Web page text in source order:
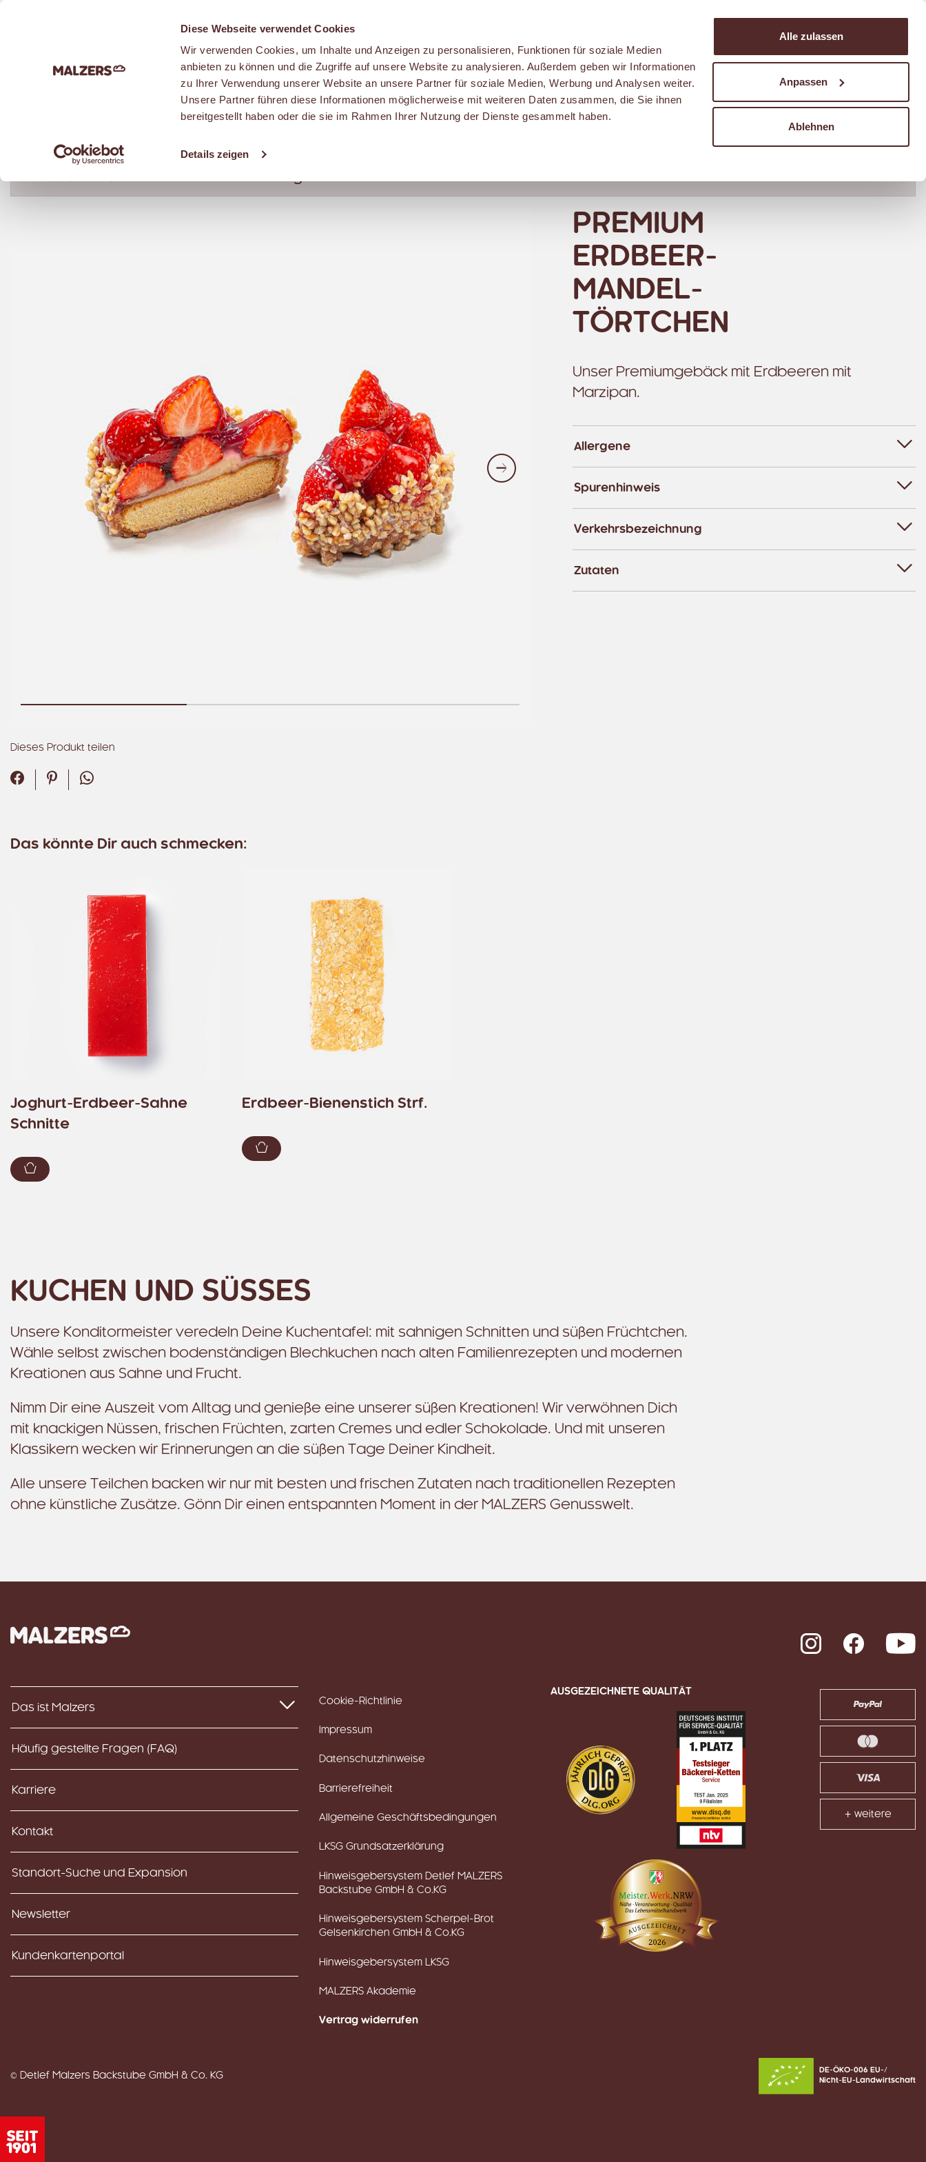
Diese Webseite verwendet Cookies
Wir verwenden Cookies, um Inhalte und Anzeigen zu personalisieren, Funktionen für soziale Medien
anbieten zu können und die Zugriffe auf unsere Website zu analysieren. Außerdem geben wir Informationen
zu Ihrer Verwendung unserer Website an unsere Partner für soziale Medien, Werbung und Analysen weiter.
Unsere Partner führen diese Informationen möglicherweise mit weiteren Daten zusammen, die Sie ihnen
bereitgestellt haben oder die sie im Rahmen Ihrer Nutzung der Dienste gesammelt haben.
Details zeigen
Alle zulassen
Anpassen
Ablehnen
KUCHEN & SÜSSES
Weiter
PREMIUM
ERDBEER-
MANDEL-
TÖRTCHEN
Unser Premiumgebäck mit Erdbeeren mit
Marzipan.
Allergene
Spurenhinweis
Verkehrsbezeichnung
Zutaten
Dieses Produkt teilen
Facebook
PinterestWhatsApp
Das könnte Dir auch schmecken:
Joghurt-Erdbeer-Sahne
Schnitte
Zum Warenkorb hinzufügen
Erdbeer-Bienenstich Strf.
Zum Warenkorb hinzufügen
KUCHEN UND SÜSSES
Unsere Konditormeister veredeln Deine Kuchentafel: mit sahnigen Schnitten und süßen Früchtchen.
Wähle selbst zwischen bodenständigen Blechkuchen nach alten Familienrezepten und modernen
Kreationen aus Sahne und Frucht.
Nimm Dir eine Auszeit vom Alltag und genieße eine unserer süßen Kreationen! Wir verwöhnen Dich
mit knackigen Nüssen, frischen Früchten, zarten Cremes und edler Schokolade. Und mit unseren
Klassikern wecken wir Erinnerungen an die süßen Tage Deiner Kindheit.
Alle unsere Teilchen backen wir nur mit besten und frischen Zutaten nach traditionellen Rezepten
ohne künstliche Zusätze. Gönn Dir einen entspannten Moment in der MALZERS Genusswelt.
InstagramFacebook
Das ist Malzers
Häufig gestellte Fragen (FAQ)
Karriere
Kontakt
Standort-Suche und Expansion
Newsletter
Kundenkartenportal
AUSGEZEICHNETE QUALITÄT
+ weitere
Cookie-Richtlinie
Impressum
Datenschutzhinweise
Barrierefreiheit
Allgemeine Geschäftsbedingungen
LKSG Grundsatzerklärung
Hinweisgebersystem Detlef MALZERS
Backstube GmbH & Co.KG
Hinweisgebersystem Scherpel-Brot
Gelsenkirchen GmbH & Co.KG
Hinweisgebersystem LKSG
MALZERS Akademie
Vertrag widerrufen
DE-ÖKO-006 EU-/
Nicht-EU-Landwirtschaft
© Detlef Malzers Backstube GmbH & Co. KG